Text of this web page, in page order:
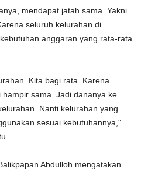
mendapat jatah sama. Yakni
seluruh kelurahan di
anggaran yang rata-rata
Kita bagi rata. Karena
sama. Jadi dananya ke
Nanti kelurahan yang
sesuai kebutuhannya,"
Abdulloh mengatakan